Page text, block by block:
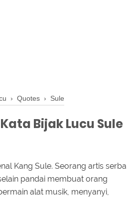
› Quotes › Sule
Bijak Lucu Sule
Kang Sule. Seorang artis serba
pandai membuat orang
alat musik, menyanyi,